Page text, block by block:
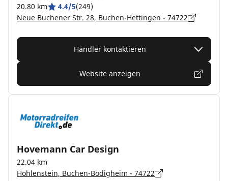
20.80 km 4.4/5(249)
Neue Buchener Str. 28, Buchen-Hettingen - 74722
Händler kontaktieren
Website anzeigen
Hovemann Car Design
22.04 km
Hohlenstein, Buchen-Bödigheim - 74722